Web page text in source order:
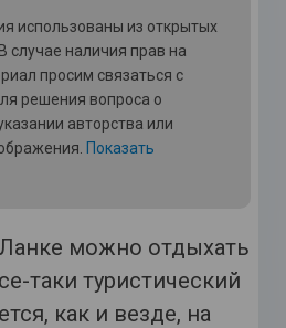
использованы из открытых
случае наличия прав на
просим связаться с
решения вопроса о
авторства или
Показать
можно отдыхать
таки туристический
как и везде, на